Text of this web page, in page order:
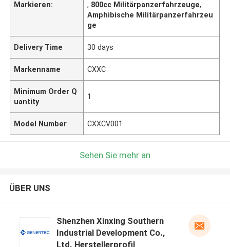
Markieren:
, 800cc Militärpanzerfahrzeuge,
Amphibische Militärpanzerfahrzeu
ge
Delivery Time 30 days
Markenname CXXC
Minimum Order Q
uantity
1
Model Number CXXCV001
Sehen Sie mehr an
ÜBER UNS
Shenzhen Xinxing Southern
Industrial Development Co.,
Ltd. Herstellerprofil